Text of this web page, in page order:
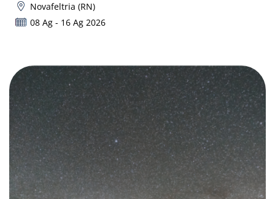
Novafeltria (RN)
08 Ag - 16 Ag 2026